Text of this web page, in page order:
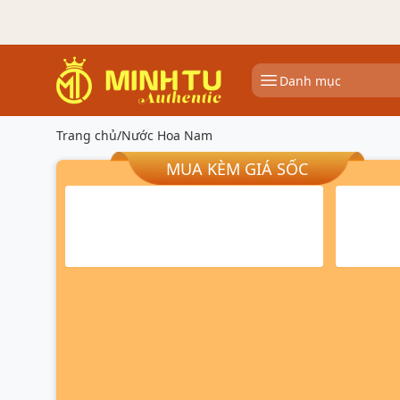
Danh mục
Trang chủ/Nước Hoa Nam
MUA KÈM GIÁ SỐC